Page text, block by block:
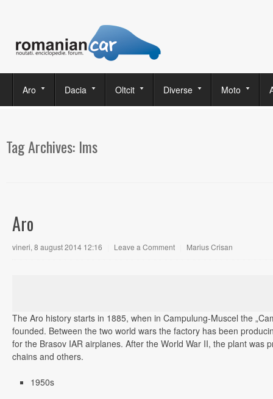
Aro Dacia Oltcit Diverse Moto
Tag Archives: Ims
Aro
vineri, 8 august 2014 12:16 Leave a Comment Marius Crisan
The Aro history starts in 1885, when in Campulung-Muscel the
founded. Between the two world wars the factory has been
for the Brasov IAR airplanes. After the World War II, the plant was
chains and others.
1950s